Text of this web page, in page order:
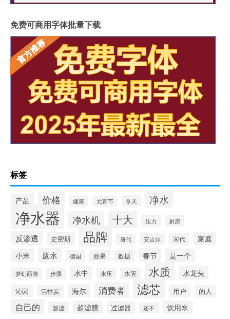
免费可商用字体批量下载
标签
产品 价格 健康 元宵节 冬天 净水
净水器 净水机 十大 压力 厨房
反渗透 史密斯 品牌 唐代 安吉尔 宋代
家庭
小米
废水 德国 效果 数据 春节 是一个
梦幻西游 步骤 水中 水压 水管 水质 水龙头
沁园 活性炭 海尔 消费者 滤芯 用户 的人
自己的 超滤 超滤膜 过滤器 还不 饮用水